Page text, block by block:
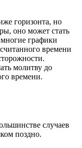
горизонта, но
оно может стать
графики
времени
молитву до
времени.
случаев
поздно.